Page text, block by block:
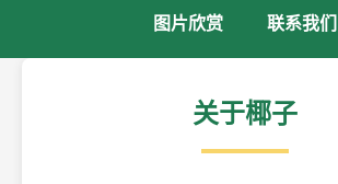
图片欣赏
联系我们
关于椰子